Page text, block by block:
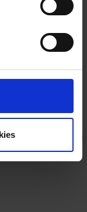
Eigen foto’s